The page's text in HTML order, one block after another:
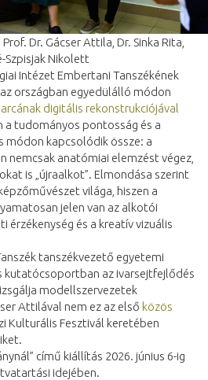
Dr. Gácser Attila, Dr. Sinka Rita,
Szpisjak Nikolett
Intézet Embertani Tanszékének
országban egyedülálló módon
digitális rekonstrukciójával
a tudományos pontosság és a
módon kapcsolódik össze: a
nemcsak anatómiai elemzést végez,
is „újraalkot”. Elmondása szerint
világa, hiszen a
jelen van az alkotói
érzékenység és a kreatív vizuális
tanszékvezető egyetemi
kutatócsoportban az ivarsejtfejlődés
modellszervezetek
Attilával nem ez az első közös
Kulturális Fesztivál keretében
című kiállítás 2026. június 6-ig
idejében.